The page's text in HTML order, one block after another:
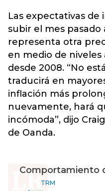
Las expectativas de
subir el mes pasado
representa otra
en medio de
desde 2008. “No
traducirá en
inflación más
nuevamente, hará
incómoda”, dijo
de Oanda.